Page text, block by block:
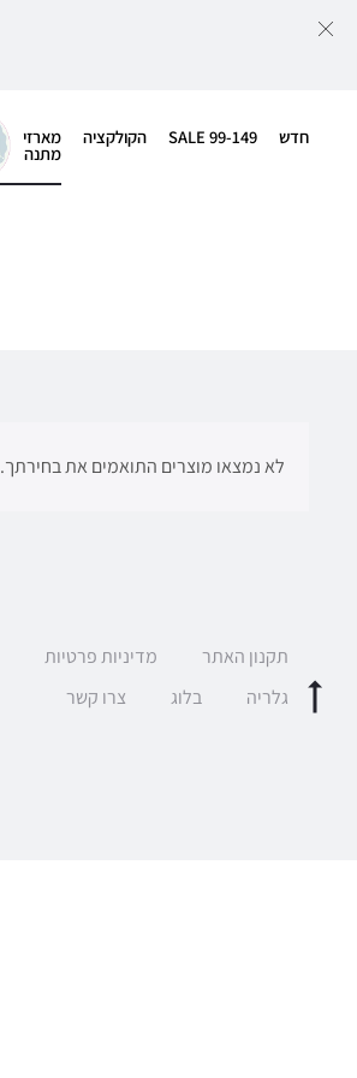
חדש SALE 99-149 הקולקציה מארזי
מתנה
לא נמצאו מוצרים התואמים את בחירתך.
תקנון האתר מדיניות פרטיות
גלריה
בלוג צרו קשר